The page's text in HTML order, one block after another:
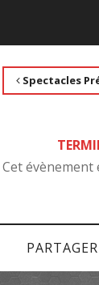
Spectacles
Cet évènement
PARTAGER